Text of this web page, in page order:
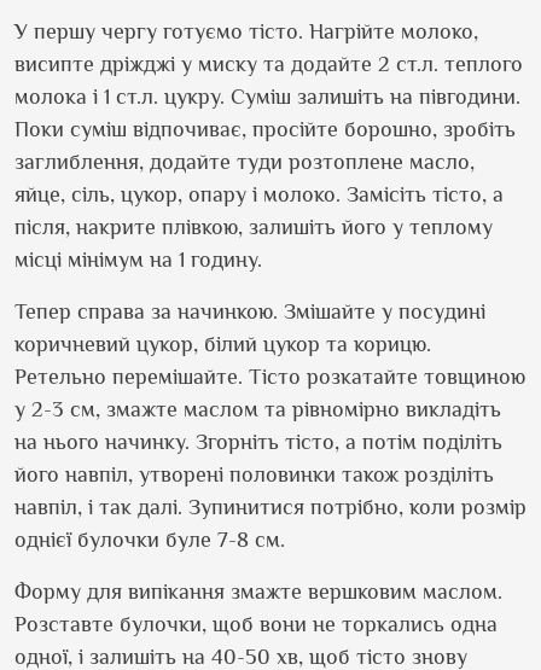
У першу чергу готуємо тісто. Нагрійте молоко,
висипте дріжджі у миску та додайте 2 ст.л. теплого
молока і 1 ст.л. цукру. Суміш залишіть на півгодини.
Поки суміш відпочиває, просійте борошно, зробіть
заглиблення, додайте туди розтоплене масло,
яйце, сіль, цукор, опару і молоко. Замісіть тісто, а
після, накрите плівкою, залишіть його у теплому
місці мінімум на 1 годину.
Тепер справа за начинкою. Змішайте у посудині
коричневий цукор, білий цукор та корицю.
Ретельно перемішайте. Тісто розкатайте товщиною
у 2-3 см, змажте маслом та рівномірно викладіть
на нього начинку. Згорніть тісто, а потім поділіть
його навпіл, утворені половинки також розділіть
навпіл, і так далі. Зупинитися потрібно, коли розмір
однієї булочки буле 7-8 см.
Форму для випікання змажте вершковим маслом.
Розставте булочки, щоб вони не торкались одна
одної, і залишіть на 40-50 хв, щоб тісто знову